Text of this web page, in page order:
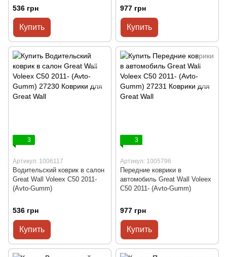
536 грн
Купить
977 грн
Купить
3
Артикул: 1006117
Водительский коврик в салон
Great Wall Voleex C50 2011-
(Avto-Gumm)
536 грн
Купить
3
Артикул: 1005796
Передние коврики в
автомобиль Great Wall Voleex
C50 2011- (Avto-Gumm)
977 грн
Купить